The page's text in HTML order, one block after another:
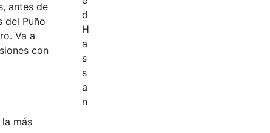
antes de
del Puño
Va a
con
más